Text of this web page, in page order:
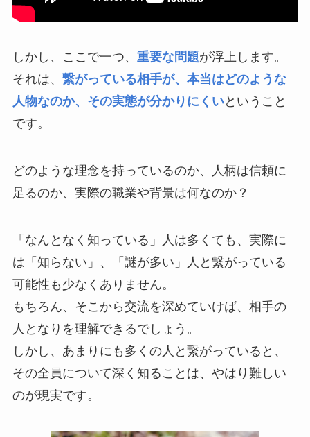
しかし、ここで一つ、 重要な問題が浮上します。
それは、 繋がっている相手が、本当はどのような
人物なのか、その実態が分かりにくいということ
です。
どのような理念を持っているのか、人柄は信頼に
足るのか、実際の職業や背景は何なのか？
「なんとなく知っている」人は多くても、実際に
は「知らない」、「謎が多い」人と繋がっている
可能性も少なくありません。
もちろん、そこから交流を深めていけば、相手の
人となりを理解できるでしょう。
しかし、あまりにも多くの人と繋がっていると、
その全員について深く知ることは、やはり難しい
のが現実です。